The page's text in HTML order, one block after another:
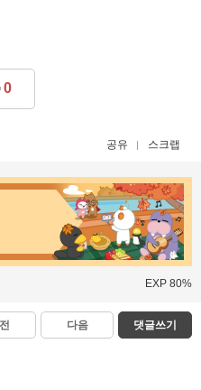
0
공유 스크랩
EXP 80%
다음 댓글쓰기